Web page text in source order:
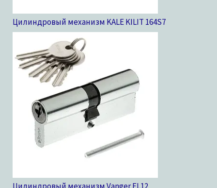
Цилиндровый механизм KALE KILIT 164S7